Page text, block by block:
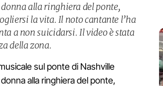
alla ringhiera del ponte,
la vita. Il noto cantante l’ha
a non suicidarsi. Il video è stata
della zona.
sul ponte di Nashville
alla ringhiera del ponte,